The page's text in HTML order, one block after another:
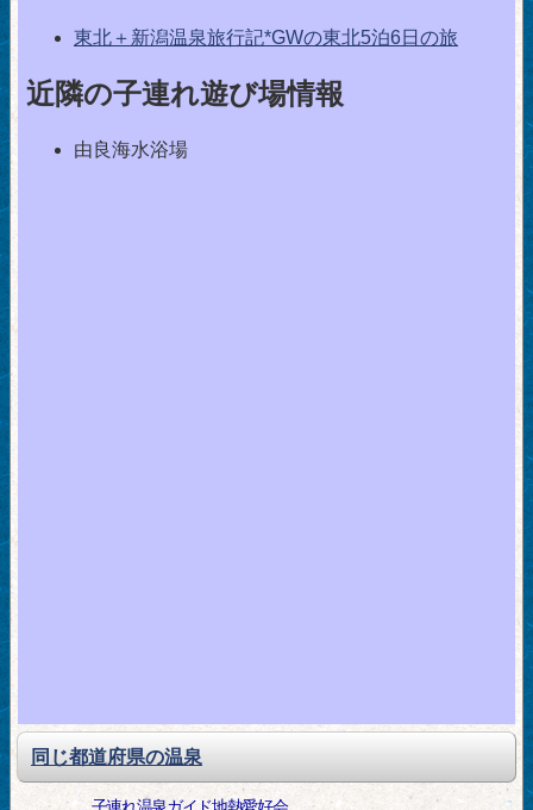
東北＋新潟温泉旅行記*GWの東北5泊6日の旅
近隣の子連れ遊び場情報
由良海水浴場
同じ都道府県の温泉